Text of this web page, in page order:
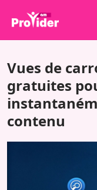
À propos de nous
Se connecter
S'inscrire
Services
Vues de
gratuites
contenu